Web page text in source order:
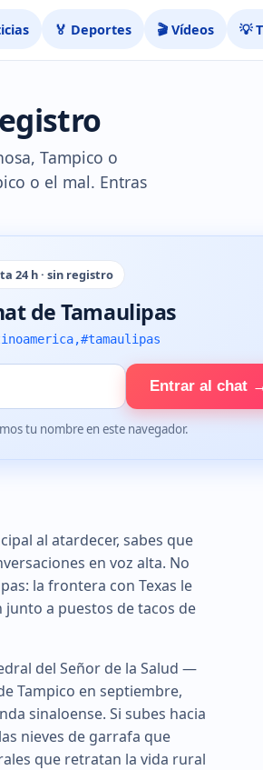
🏅 Deportes 🎬 Vídeos 💡
Tampico o
o el mal. Entras
24 h · sin registro
de Tamaulipas
Entrar al chat
tu nombre en este navegador.
al atardecer, sabes que
en voz alta. No
la frontera con Texas le
a puestos de tacos de
del Señor de la Salud —
Tampico en septiembre,
sinaloense. Si subes hacia
nieves de garrafa que
que retratan la vida rural